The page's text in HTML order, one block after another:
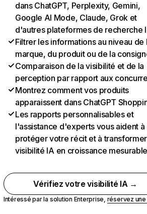
dans ChatGPT, Perplexity, Gemini,
Google AI Mode, Claude, Grok et
d'autres plateformes de recherche
Filtrer les informations au niveau de
marque, du produit ou de la
Comparaison de la visibilité et de la
perception par rapport aux
Montrez comment vos produits
apparaissent dans ChatGPT
Les rapports personnalisables et
l'assistance d'experts vous aident à
protéger votre récit et à
visibilité IA en croissance
Vérifiez votre visibilité IA →
Intéressé par la solution Enterprise, réservez